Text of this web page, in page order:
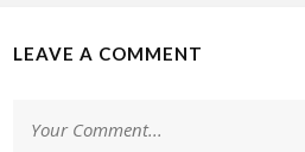
LEAVE A COMMENT